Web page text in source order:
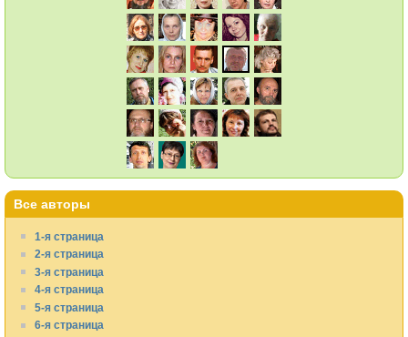
Все авторы
1-я страница
2-я страница
3-я страница
4-я страница
5-я страница
6-я страница